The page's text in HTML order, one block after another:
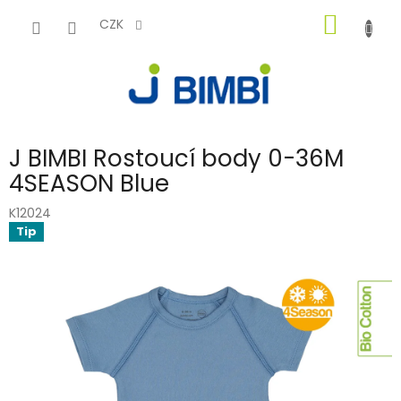
CZK
KOŠÍK
J BIMBI Rostoucí body 0-36M
4SEASON Blue
K12024
Tip